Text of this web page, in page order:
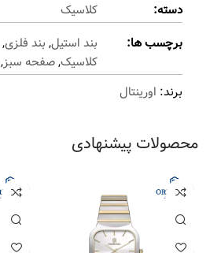
دسته:
کلاسیک
برچسب ها:
بند استیل, بند فلزی,
کلاسیک,صفحه سبز,
برند: اورینتال
محصولات پیشنهادی